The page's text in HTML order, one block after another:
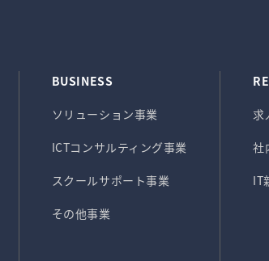
BUSINESS
ソリューション事業
ICTコンサルティング事業
スクールサポート事業
その他事業
求
社
IT